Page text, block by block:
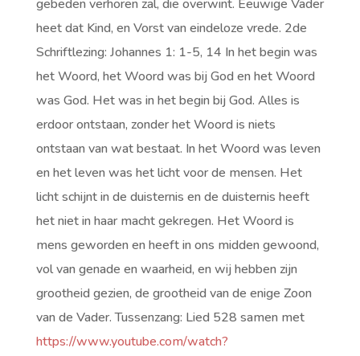
gebeden verhoren zal, die overwint. Eeuwige Vader
heet dat Kind, en Vorst van eindeloze vrede. 2de
Schriftlezing: Johannes 1: 1-5, 14 In het begin was
het Woord, het Woord was bij God en het Woord
was God. Het was in het begin bij God. Alles is
erdoor ontstaan, zonder het Woord is niets
ontstaan van wat bestaat. In het Woord was leven
en het leven was het licht voor de mensen. Het
licht schijnt in de duisternis en de duisternis heeft
het niet in haar macht gekregen. Het Woord is
mens geworden en heeft in ons midden gewoond,
vol van genade en waarheid, en wij hebben zijn
grootheid gezien, de grootheid van de enige Zoon
van de Vader. Tussenzang: Lied 528 samen met
https://www.youtube.com/watch?